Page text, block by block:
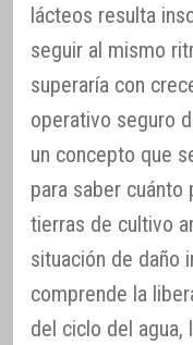
lácteos resulta
seguir al mismo
superaría con
operativo seguro
un concepto que
para saber cuánto
tierras de cultivo
situación de daño
comprende la
del ciclo del